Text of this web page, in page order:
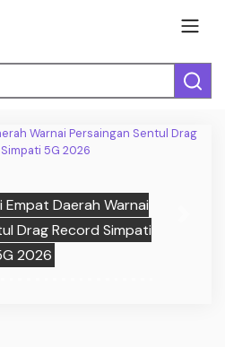
Daerah Warnai
Drag Record Simpati
2026